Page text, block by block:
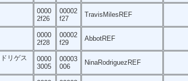
0000
2f26
00002
f27
TravisMilesREF
0000
2f28
00002
f29
AbbotREF
リゲス
0000
3005
00003
006
NinaRodriguezREF